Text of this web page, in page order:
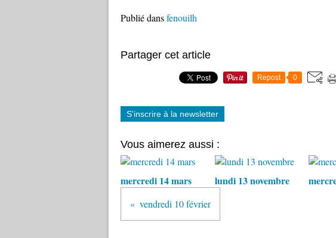
Publié dansfenouilh
Partager cet article
Repost 0
S'inscrire à la newsletter
Vous aimerez aussi :
mercredi 14 mars lundi 13 novembre
vendredi 10 février